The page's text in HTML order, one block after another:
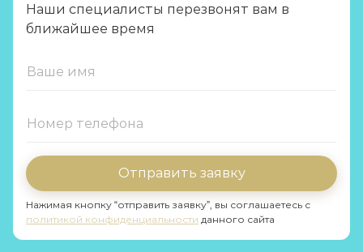
Наши специалисты перезвонят вам в
ближайшее время
Отправить заявку
Нажимая кнопку “отправить заявку”, вы соглашаетесь с
политикой конфиденциальности данного сайта